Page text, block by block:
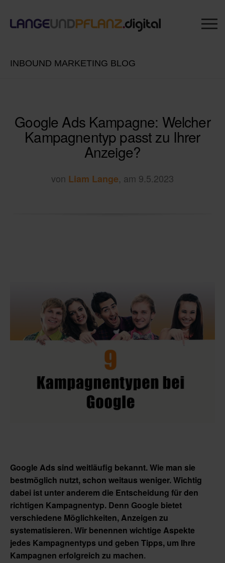
INBOUND MARKETING BLOG
Google Ads Kampagne: Welcher
Kampagnentyp passt zu Ihrer
Anzeige?
von Liam Lange, am 9.5.2023
Google Ads sind weitläufig bekannt. Wie man sie
bestmöglich nutzt, schon weitaus weniger. Wichtig
dabei ist unter anderem die Entscheidung für den
richtigen Kampagnentyp. Denn Google bietet
verschiedene Möglichkeiten, Anzeigen zu
systematisieren. Wir benennen wichtige Aspekte
jedes Kampagnentyps und geben Tipps, um Ihre
Kampagnen erfolgreich zu machen.